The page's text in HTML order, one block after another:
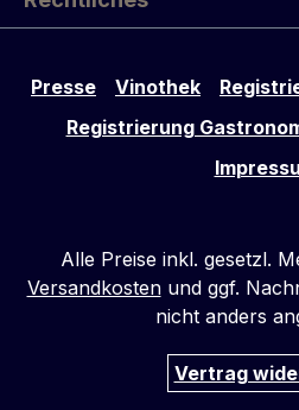
Presse Vinothek
Registrierung
Alle Preise inkl. gesetzl.
Versandkostenund ggf.
nicht anders
Vertrag